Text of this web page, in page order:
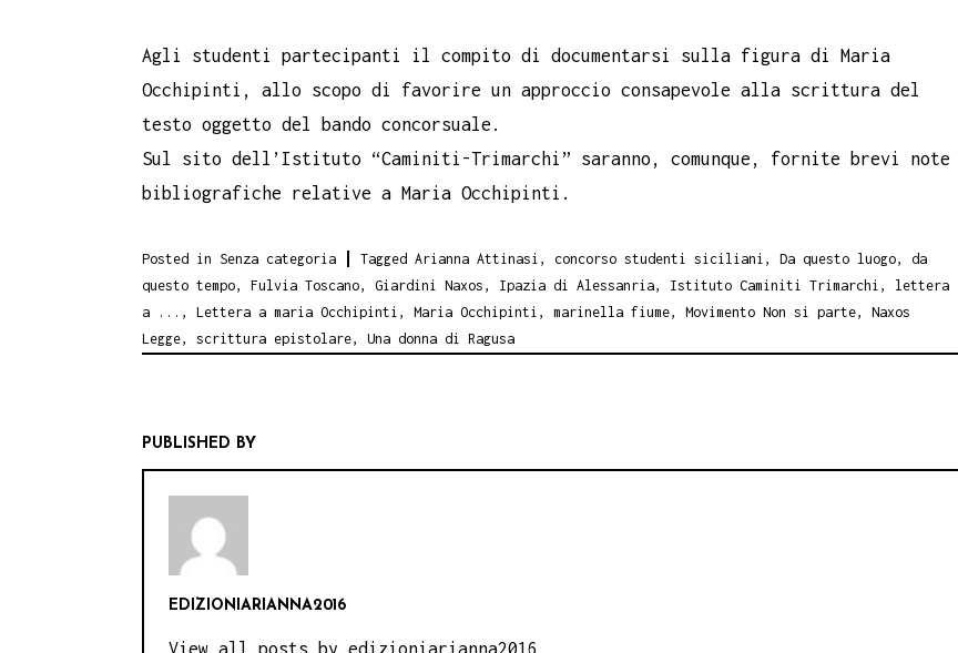
Agli studenti partecipanti il compito di documentarsi sulla figura di Maria
Occhipinti, allo scopo di favorire un approccio consapevole alla scrittura del
testo oggetto del bando concorsuale.
Sul sito dell’Istituto “Caminiti-Trimarchi” saranno, comunque, fornite brevi note
bibliografiche relative a Maria Occhipinti.
Posted in Senza categoria Tagged Arianna Attinasi , concorso studenti siciliani , Da questo luogo, da
questo tempo, Fulvia Toscano, Giardini Naxos , Ipazia di Alessanria, Istituto Caminiti Trimarchi , lettera
a ... , Lettera a maria Occhipinti , Maria Occhipinti , marinella fiume, Movimento Non si parte, Naxos
Legge, scrittura epistolare, Una donna di Ragusa
PUBLISHED BY
EDIZIONIARIANNA2016
View all posts by edizioniarianna2016